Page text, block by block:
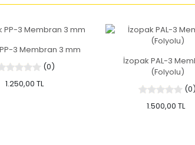
3 Membran 3 mm
(0)
1.250,00 TL
İzopak PAL-3
(Folyolu)
(0)
1.500,00 TL